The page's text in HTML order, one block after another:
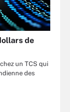
de
un TCS qui
des